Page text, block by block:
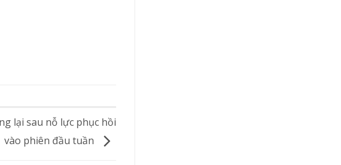
lại sau nỗ lực phục hồi
vào phiên đầu tuần